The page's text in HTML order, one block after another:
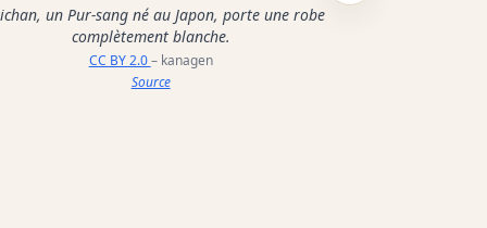
un Pur-sang né au Japon, porte une robe
complètement blanche.
CC BY 2.0– kanagen
Source